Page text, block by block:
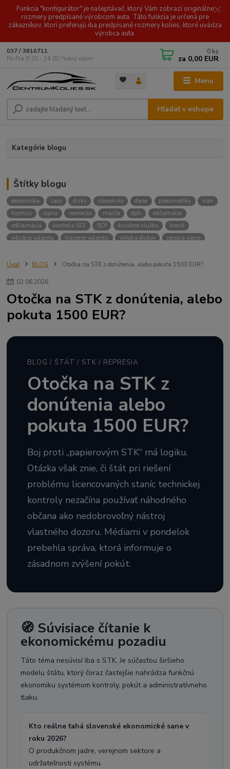
Funkcia "konfigurátor" je našeptávač, ktorý Vám zobrazí originálne
rozmery predpísané výrobcom auta. Táto funkcia je určená pre
zákazníkov, ktorí preferujú iba predpísané rozmery kolies, ktoré uvádza
výrobca auta.
Menu
Hľadať v eshope
037 / 3810711
Po-Pia 9.30 - 14.00 *letný režim
0 ks
za 0,00 EUR
Kategórie blogu
Štítky blogu
ekonomika laco disky slovensko dane pneumatiky
irán
hormuz
vojna nemecko marža dph
reklamácie
reklamácia
kontrola SOI SOI kuriérne služby
brexit
vibrácie volantu
trasenie volantu výroba diskov
cenová vojna
vyhláška 131/2018
zápis do TP podložky výfuky
podvozky
fikcia
DPH
LACO dopyt maloobchod banky
Úvod BLOG Otočka na STK z donútenia, alebo pokuta 1500 EUR?
02.06.2026
Otočka na STK z donútenia, alebo
pokuta 1500 EUR?
BLOG / ŠTÁT / STK / REPRESIA
Otočka na STK z
donútenia alebo
pokuta 1500 EUR?
Boj proti „papierovým STK“ má logiku.
Otázka však znie, či štát pri riešení
problému licencovaných staníc technickej
kontroly nezačína používať náhodného
občana ako nedobrovoľný nástroj
vlastného dozoru. Médiami v pondelok
prebehla správa, ktorá informuje o
zásadnom zvýšení pokút.
🧭 Súvisiace čítanie k
ekonomickému pozadiu
Táto téma nesúvisí iba s STK. Je súčasťou širšieho
modelu štátu, ktorý čoraz častejšie nahrádza funkčnú
ekonomiku systémom kontroly, pokút a administratívneho
tlaku.
Kto reálne ťahá slovenské ekonomické sane v
roku 2026?
O produkčnom jadre, verejnom sektore a
udržateľnosti systému.